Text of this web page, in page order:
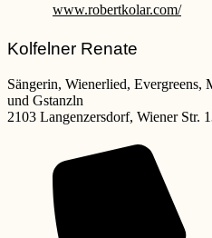
www.robertkolar.com/
Kolfelner Renate
Sängerin, Wienerlied, Evergreens,
und Gstanzln
2103 Langenzersdorf, Wiener Str.